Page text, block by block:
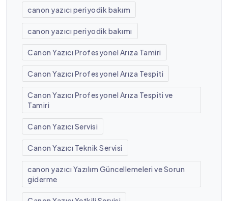
canon yazıcı periyodik bakım
canon yazıcı periyodik bakımı
Canon Yazıcı Profesyonel Arıza Tamiri
Canon Yazıcı Profesyonel Arıza Tespiti
Canon Yazıcı Profesyonel Arıza Tespiti ve
Tamiri
Canon Yazıcı Servisi
Canon Yazıcı Teknik Servisi
canon yazıcı Yazılım Güncellemeleri ve Sorun
giderme